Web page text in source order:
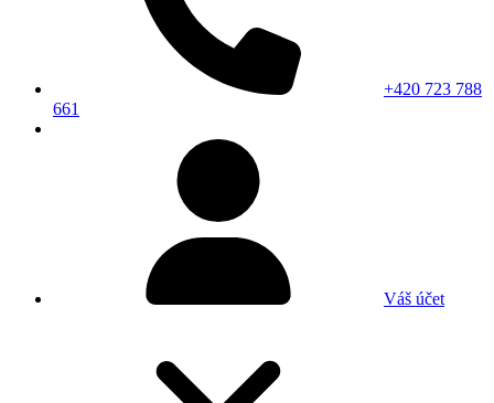
+420 723 788
661
Váš účet